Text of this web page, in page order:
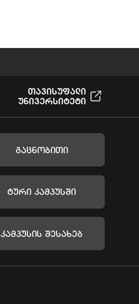
Თავისუფალი
Უნივერსიტეტი
Გაცნობითი
Ტური Კამპუსში
Კამპუსის Შესახებ